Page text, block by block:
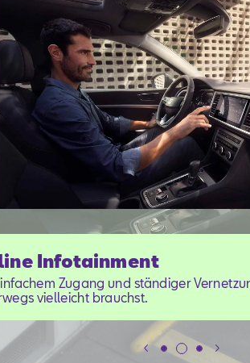
Infotainment
Zugang und ständiger
vielleicht brauchst.